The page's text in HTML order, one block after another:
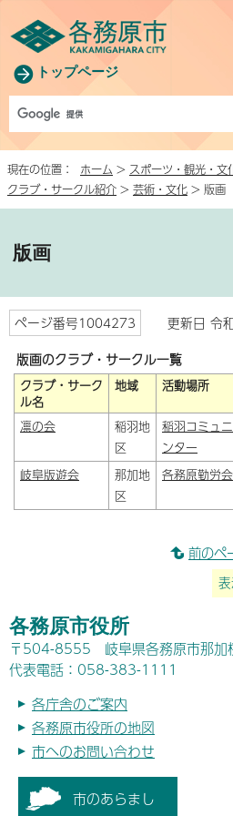
トップページ
現在の位置： ホーム > スポーツ・観光・文
クラブ・サークル紹介 > 芸術・文化 > 版画
版画
ページ番号1004273
更新日 令
版画のクラブ・サークル一覧
クラブ・サーク
ル名
地域 活動場所
凛の会
稲羽地
区
稲羽コミュ
ンター
岐阜版遊会
那加地
区
各務原勤労
前のペ
各務原市役所
〒504-8555 岐阜県各務原市那加
代表電話：058-383-1111
各庁舎のご案内
各務原市役所の地図
市へのお問い合わせ
市のあらまし